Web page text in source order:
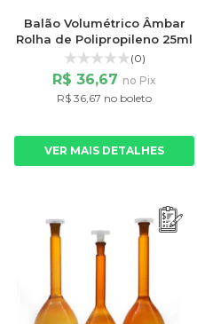
Balão Volumétrico Âmbar
Rolha de Polipropileno 25ml
(0)
R$ 36,67 no Pix
R$ 36,67 no boleto
VER MAIS DETALHES